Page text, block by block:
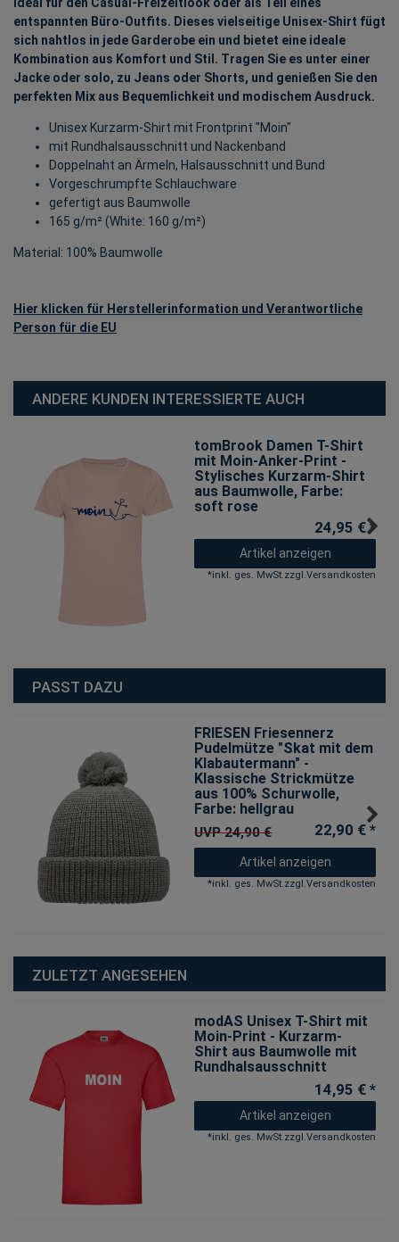
entspannten Büro-Outfits. Dieses vielseitige Unisex-Shirt fügt
sich nahtlos in jede Garderobe ein und bietet eine ideale
Kombination aus Komfort und Stil. Tragen Sie es unter einer
Jacke oder solo, zu Jeans oder Shorts, und genießen Sie den
perfekten Mix aus Bequemlichkeit und modischem Ausdruck.
Unisex Kurzarm-Shirt mit Frontprint "Moin"
mit Rundhalsausschnitt und Nackenband
Doppelnaht an Ärmeln, Halsausschnitt und Bund
Vorgeschrumpfte Schlauchware
gefertigt aus Baumwolle
165 g/m² (White: 160 g/m²)
Material: 100% Baumwolle
Hier klicken für Herstellerinformation und Verantwortliche
Person für die EU
ANDERE KUNDEN INTERESSIERTE AUCH
tomBrook Damen T-Shirt
mit Moin-Anker-Print -
Stylisches Kurzarm-Shirt
aus Baumwolle, Farbe:
soft rose
24,95 € *
Artikel anzeigen
*inkl. ges. MwSt.zzgl.Versandkosten
PASST DAZU
FRIESEN Friesennerz
Pudelmütze "Skat mit dem
Klabautermann" -
Klassische Strickmütze
aus 100% Schurwolle,
Farbe: hellgrau
UVP 24,90 € 22,90 € *
Artikel anzeigen
*inkl. ges. MwSt.zzgl.Versandkosten
ZULETZT ANGESEHEN
modAS Unisex T-Shirt mit
Moin-Print - Kurzarm-
Shirt aus Baumwolle mit
Rundhalsausschnitt
14,95 € *
Artikel anzeigen
*inkl. ges. MwSt.zzgl.Versandkosten